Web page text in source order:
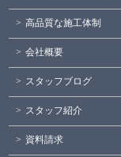
高品質な施工体制
会社概要
スタッフブログ
スタッフ紹介
資料請求